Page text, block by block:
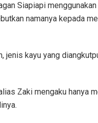
Siapiapi
namanya kepada
jenis kayu yang
Zaki mengaku hanya